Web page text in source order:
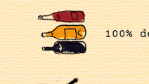
100%